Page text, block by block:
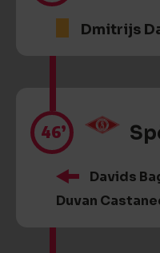
Dmitrijs
46’
Davids
Duvan